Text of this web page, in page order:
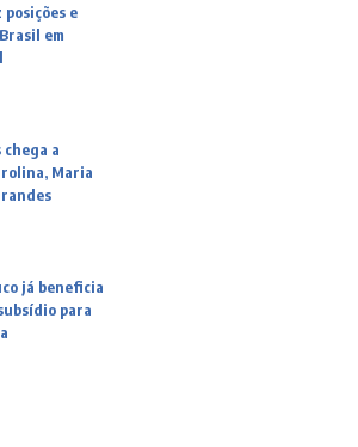
e
em
chega a
Maria
já beneficia
para